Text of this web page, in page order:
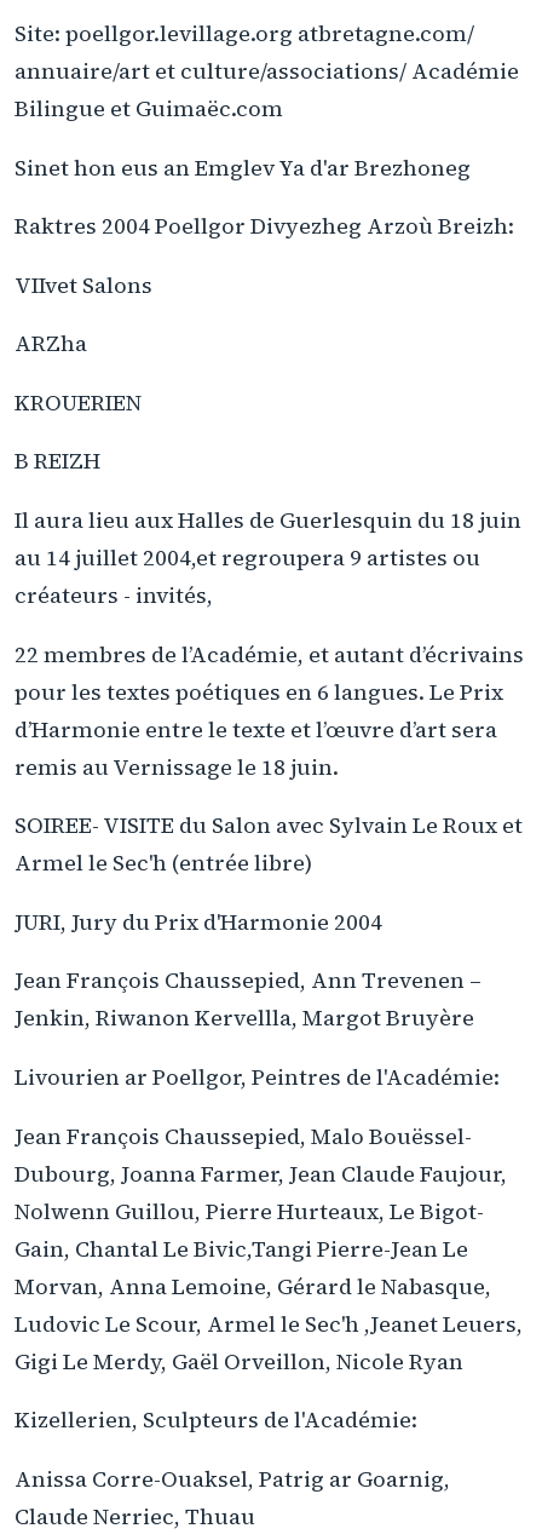
Site: poellgor.levillage.org atbretagne.com/
annuaire/art et culture/associations/ Académie
Bilingue et Guimaëc.com
Sinet hon eus an Emglev Ya d'ar Brezhoneg
Raktres 2004 Poellgor Divyezheg Arzoù Breizh:
VIIvet Salons
ARZha
KROUERIEN
B REIZH
Il aura lieu aux Halles de Guerlesquin du 18 juin
au 14 juillet 2004,et regroupera 9 artistes ou
créateurs - invités,
22 membres de l’Académie, et autant d’écrivains
pour les textes poétiques en 6 langues. Le Prix
d’Harmonie entre le texte et l’œuvre d’art sera
remis au Vernissage le 18 juin.
SOIREE- VISITE du Salon avec Sylvain Le Roux et
Armel le Sec'h (entrée libre)
JURI, Jury du Prix d'Harmonie 2004
Jean François Chaussepied, Ann Trevenen –
Jenkin, Riwanon Kervellla, Margot Bruyère
Livourien ar Poellgor, Peintres de l'Académie:
Jean François Chaussepied, Malo Bouëssel-
Dubourg, Joanna Farmer, Jean Claude Faujour,
Nolwenn Guillou, Pierre Hurteaux, Le Bigot-
Gain, Chantal Le Bivic,Tangi Pierre-Jean Le
Morvan, Anna Lemoine, Gérard le Nabasque,
Ludovic Le Scour, Armel le Sec'h ,Jeanet Leuers,
Gigi Le Merdy, Gaël Orveillon, Nicole Ryan
Kizellerien, Sculpteurs de l'Académie:
Anissa Corre-Ouaksel, Patrig ar Goarnig,
Claude Nerriec, Thuau